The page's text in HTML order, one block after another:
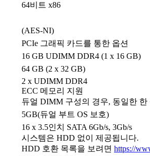
64비트 x86
(AES-NI)
PCIe 그래픽 카드를 통한 옵션
16 GB UDIMM DDR4 (1 x 16 GB)
64 GB (2 x 32 GB)
2 x UDIMM DDR4
ECC 메모리 지원
듀얼 DIMM 구성의 경우, 동일한
5GB(듀얼 부트 OS 보호)
16 x 3.5인치 SATA 6Gb/s, 3Gb/s
시스템은 HDD 없이 제공됩니다.
HDD 호환 목록을 보려면 https://